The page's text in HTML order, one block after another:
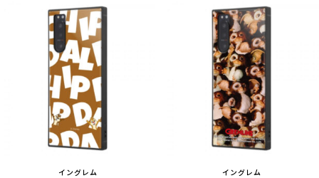
イングレム イングレム